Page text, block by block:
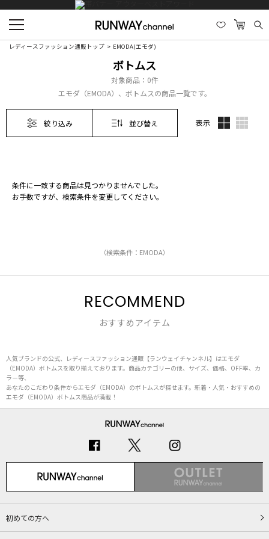
レディースファッション通販トップ EMODA(エモダ)
ボトムス
対象商品： 0件
エモダ（EMODA）、ボトムスの商品一覧です。
絞り込み 並び替え 表示
条件に一致する商品は見つかりませんでした。
お手数ですが、検索条件を変更してください。
（検索条件：EMODA）
RECOMMEND
おすすめアイテム
人気ブランドの公式、レディースファッション通販【ランウェイチャンネル】はエモダ
（EMODA）ボトムスを取り揃えております。商品カテゴリーの他、サイズ、価格、OFF率、カ
ラー等、
あなたのこだわり条件からエモダ（EMODA）のボトムスが探せます。新着・人気・おすすめの
エモダ（EMODA）ボトムス商品が満載！
初めての方へ